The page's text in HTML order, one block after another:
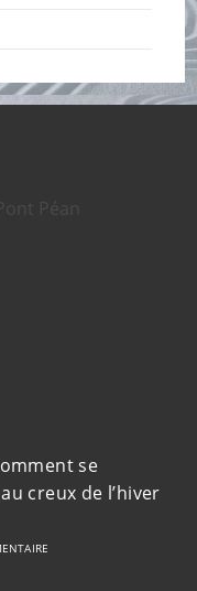
Péan
se
creux de l’hiver